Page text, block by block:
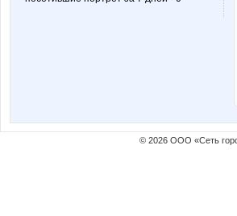
© 2026 ООО «Сеть